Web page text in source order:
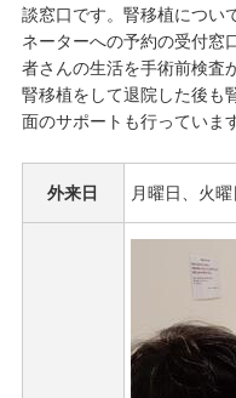
談窓口です。腎移植につい
ネーターへの予約の受付窓
者さんの生活を手術前検査
腎移植をして退院した後も
面のサポートも行っていま
外来日 月曜日、火